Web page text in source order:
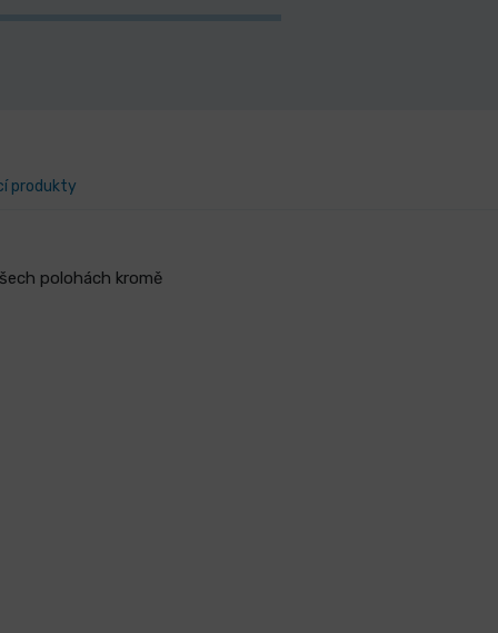
produkty
polohách kromě